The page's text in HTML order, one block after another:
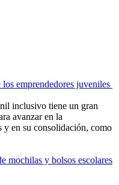
emprendedores juveniles
inclusivo tiene un gran
avanzar en la
y en su consolidación, como
mochilas y bolsos escolares